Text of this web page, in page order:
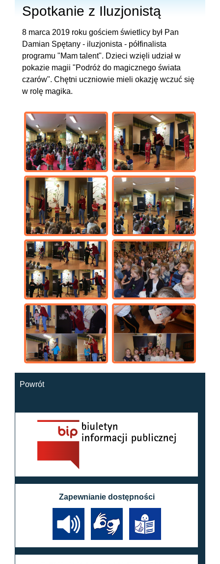
Spotkanie z Iluzjonistą
8 marca 2019 roku gościem świetlicy był Pan
Damian Spętany - iluzjonista - półfinalista
programu "Mam talent". Dzieci wzięli udział w
pokazie magii "Podróż do magicznego świata
czarów". Chętni uczniowie mieli okazję wczuć się
w rolę magika.
Powrót
Zapewnianie dostępności